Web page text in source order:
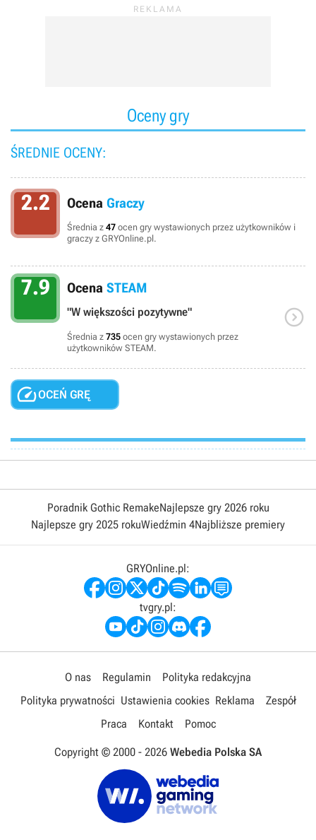
Oceny gry
ŚREDNIE OCENY:
2.2 Ocena Graczy
Średnia z 47 ocen gry wystawionych przez użytkowników i
graczy z GRYOnline.pl.
7.9 Ocena STEAM
"W większości pozytywne"
Średnia z 735 ocen gry wystawionych przez
użytkowników STEAM.

OCEŃ GRĘ
Poradnik Gothic RemakeNajlepsze gry 2026 roku
Najlepsze gry 2025 rokuWiedźmin 4Najbliższe premiery
GRYOnline.pl:
tvgry.pl:
O nas Regulamin
Polityka redakcyjna
Polityka prywatności Ustawienia cookies Reklama
Zespół
Praca
Kontakt Pomoc
Copyright © 2000 - 2026 Webedia Polska SA